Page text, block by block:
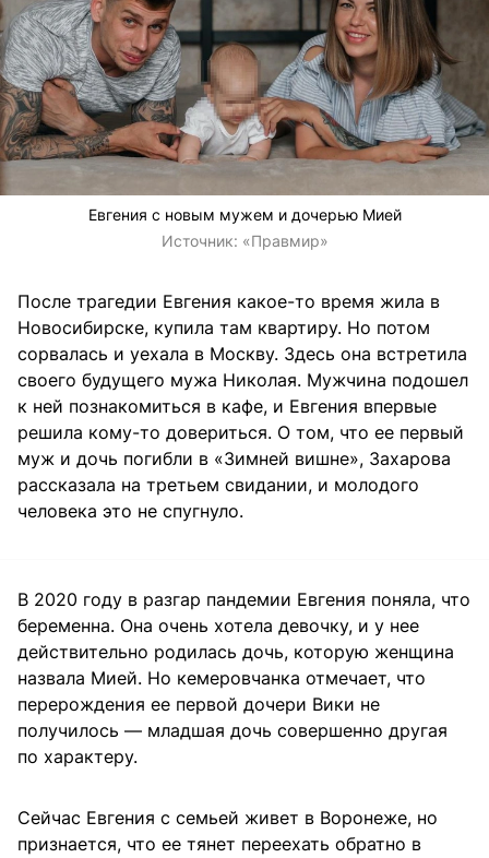
Евгения с новым мужем и дочерью Мией
Источник: «Правмир»
После трагедии Евгения какое-то время жила в
Новосибирске, купила там квартиру. Но потом
сорвалась и уехала в Москву. Здесь она встретила
своего будущего мужа Николая. Мужчина подошел
к ней познакомиться в кафе, и Евгения впервые
решила кому-то довериться. О том, что ее первый
муж и дочь погибли в «Зимней вишне», Захарова
рассказала на третьем свидании, и молодого
человека это не спугнуло.
В 2020 году в разгар пандемии Евгения поняла, что
беременна. Она очень хотела девочку, и у нее
действительно родилась дочь, которую женщина
назвала Мией. Но кемеровчанка отмечает, что
перерождения ее первой дочери Вики не
получилось — младшая дочь совершенно другая
по характеру.
Сейчас Евгения с семьей живет в Воронеже, но
признается, что ее тянет переехать обратно в